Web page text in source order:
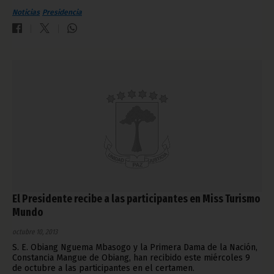
Noticias Presidencia
El Presidente recibe a las participantes en Miss Turismo
Mundo
octubre 10, 2013
S. E. Obiang Nguema Mbasogo y la Primera Dama de la Nación,
Constancia Mangue de Obiang, han recibido este miércoles 9
de octubre a las participantes en el certamen.